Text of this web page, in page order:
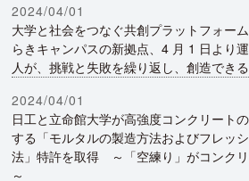
2024/04/01
大学と社会をつなぐ共創プラットフォー
らきキャンパスの新拠点、4 月 1 日より
人が、挑戦と失敗を繰り返し、創造でき
2024/04/01
日工と立命館大学が高強度コンクリート
する「モルタルの製造方法およびフレッ
法」特許を取得 ～「空練り」がコンク
～